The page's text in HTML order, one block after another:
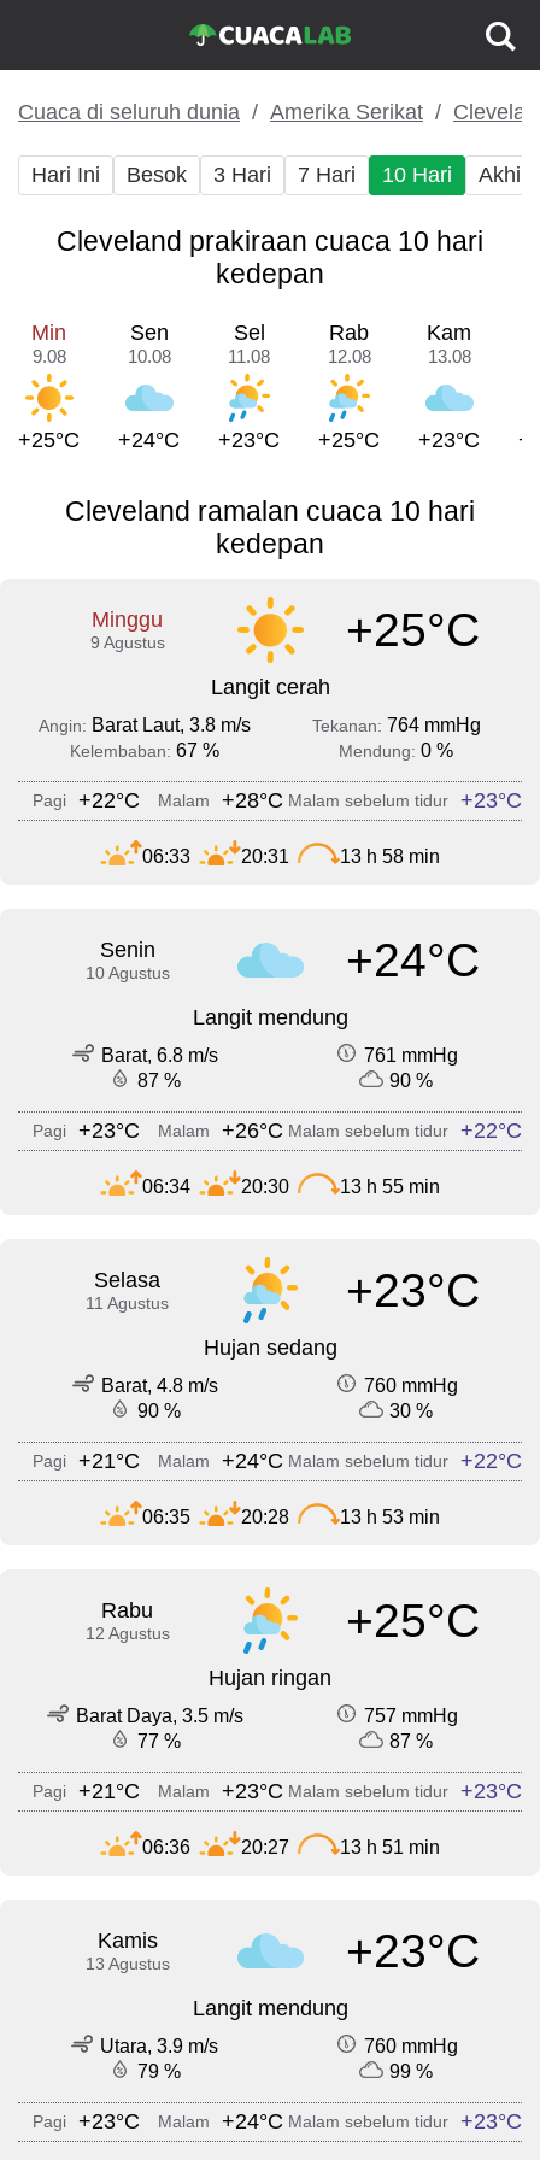
Cuaca di seluruh dunia Amerika Serikat
Hari Ini Besok 3 Hari 7 Hari 10 Hari Akhir
Cleveland prakiraan cuaca 10 hari
kedepan
Min
9.08
+25°C
Sen
10.08
+24°C
Sel
11.08
+23°C
Rab
12.08
+25°C
Kam
13.08
+23°C
Cleveland ramalan cuaca 10 hari
kedepan
Minggu
9 Agustus +25°C
Langit cerah
Angin: Barat Laut, 3.8 m/s Tekanan: 764 mmHg
Kelembaban: 67 % Mendung: 0 %
Pagi +22°C Malam +28°C Malam sebelum tidur +23°C
06:33 20:31 13 h 58 min
Senin
10 Agustus +24°C
Langit mendung
Barat, 6.8 m/s
761 mmHg
87 %
90 %
Pagi +23°C Malam +26°C Malam sebelum tidur +22°C
06:34 20:30 13 h 55 min
Selasa
11 Agustus +23°C
Hujan sedang
Barat, 4.8 m/s
760 mmHg
90 %
30 %
Pagi +21°C Malam +24°C Malam sebelum tidur +22°C
06:35 20:28 13 h 53 min
Rabu
12 Agustus +25°C
Hujan ringan
Barat Daya, 3.5 m/s
757 mmHg
77 %
87 %
Pagi +21°C Malam +23°C Malam sebelum tidur +23°C
06:36 20:27 13 h 51 min
Kamis
13 Agustus +23°C
Langit mendung
Utara, 3.9 m/s
760 mmHg
79 %
99 %
Pagi +23°C Malam +24°C Malam sebelum tidur +23°C